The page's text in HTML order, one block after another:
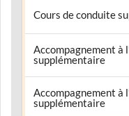
Cours de conduite
Accompagnement à
supplémentaire
Accompagnement à
supplémentaire